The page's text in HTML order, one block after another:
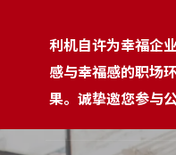
利机自许为幸福企
感与幸福感的职场
果。诚挚邀您参与